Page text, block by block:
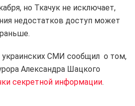
но Ткачук не исключает,
недостатков доступ может
украинских СМИ сообщил о том,
Александра Шацкого
секретной информации.